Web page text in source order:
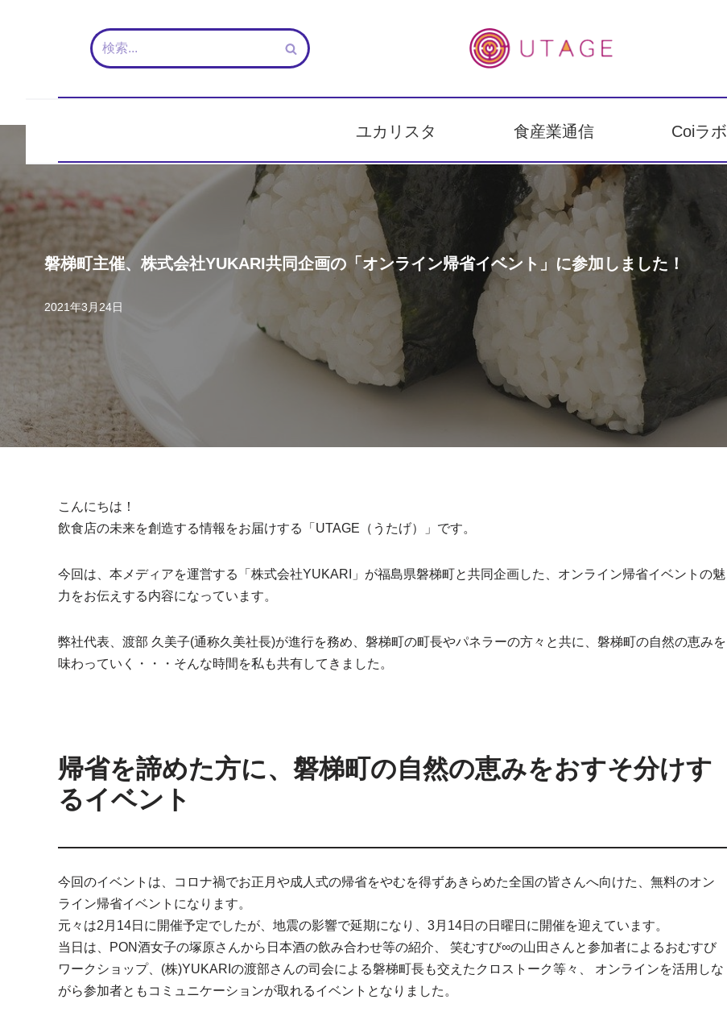
キ
ユカリスタ 食産業通信 Coiラボ
磐梯町主催、株式会社YUKARI共同企画の「オンライン帰省イベント」に参加しました！
2021年3月24日
こんにちは！
飲食店の未来を創造する情報をお届けする「UTAGE（うたげ）」です。
今回は、本メディアを運営する「株式会社YUKARI」が福島県磐梯町と共同企画した、オンライン帰省イベントの魅
力をお伝えする内容になっています。
弊社代表、渡部 久美子(通称久美社長)が進行を務め、磐梯町の町長やパネラーの方々と共に、磐梯町の自然の恵みを
味わっていく・・・そんな時間を私も共有してきました。
帰省を諦めた方に、磐梯町の自然の恵みをおすそ分けす
るイベント
今回のイベントは、コロナ禍でお正月や成人式の帰省をやむを得ずあきらめた全国の皆さんへ向けた、無料のオン
ライン帰省イベントになります。
元々は2月14日に開催予定でしたが、地震の影響で延期になり、3月14日の日曜日に開催を迎えています。
当日は、PON酒女子の塚原さんから日本酒の飲み合わせ等の紹介、 笑むすび∞の山田さんと参加者によるおむすび
ワークショップ、(株)YUKARIの渡部さんの司会による磐梯町長も交えたクロストーク等々、 オンラインを活用しな
がら参加者ともコミュニケーションが取れるイベントとなりました。